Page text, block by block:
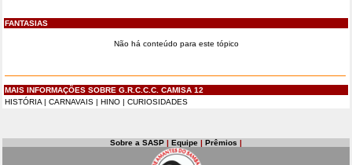
FANTASIAS
Não há conteúdo para este tópico
MAIS INFORMAÇÕES SOBRE G.R.C.C.C. CAMISA 12
HISTÓRIA | CARNAVAIS | HINO | CURIOSIDADES
Sobre a SASP | Equipe | Prêmios |